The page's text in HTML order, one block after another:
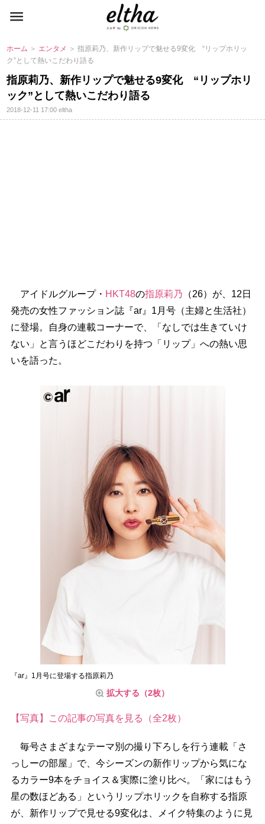
ホーム ＞ エンタメ ＞ 指原莉乃、新作リップで魅せる9変化 “リップホリッ
ク”として熱いこだわり語る
指原莉乃、新作リップで魅せる9変化 “リップホリ
ック”として熱いこだわり語る
2018-12-11 17:00eltha
アイドルグループ・ HKT48の指原莉乃 （26）が、12日
発売の女性ファッション誌『ar』1月号（主婦と生活社）
に登場。自身の連載コーナーで、「なしでは生きていけ
ない」と言うほどこだわりを持つ「リップ」への熱い思
いを語った。
『ar』1月号に登場する指原莉乃
拡大する（2枚）
【写真】この記事の写真を見る（全2枚）
毎号さまざまなテーマ別の撮り下ろしを行う連載「さ
っしーの部屋」で、今シーズンの新作リップから気にな
るカラー9本をチョイス＆実際に塗り比べ。「家にはもう
星の数ほどある」というリップホリックを自称する指原
が、新作リップで見せる9変化は、メイク特集のように見